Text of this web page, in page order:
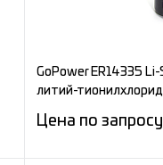
GoPower ER14335
литий-
Цена по запросу